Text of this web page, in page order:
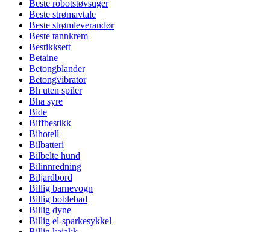
Beste robotstøvsuger
Beste strømavtale
Beste strømleverandør
Beste tannkrem
Bestikksett
Betaine
Betongblander
Betongvibrator
Bh uten spiler
Bha syre
Bide
Biffbestikk
Bihotell
Bilbatteri
Bilbelte hund
Bilinnredning
Biljardbord
Billig barnevogn
Billig boblebad
Billig dyne
Billig el-sparkesykkel